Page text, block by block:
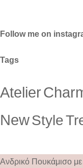
Follow me on
Tags
Atelier
NewStyle
Ανδρικό Πουκάμισο με